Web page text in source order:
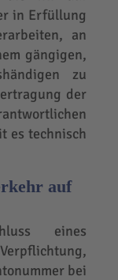
in Erfüllung
an
gängigen,
zu
der
es technisch
auf
eines
bei